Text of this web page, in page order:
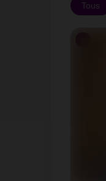
Tous